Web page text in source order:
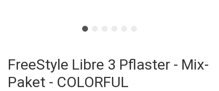
FreeStyle Libre 3 Pflaster - Mix-
Paket - COLORFUL